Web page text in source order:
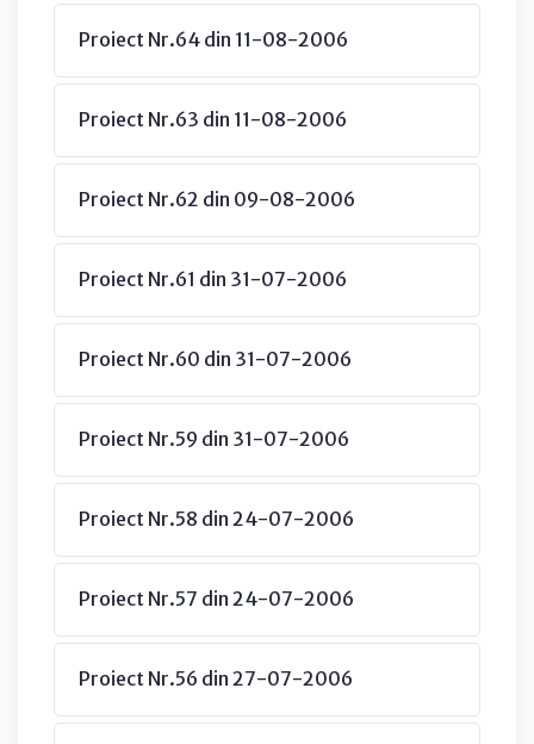
Proiect Nr.64 din 11-08-2006
Proiect Nr.63 din 11-08-2006
Proiect Nr.62 din 09-08-2006
Proiect Nr.61 din 31-07-2006
Proiect Nr.60 din 31-07-2006
Proiect Nr.59 din 31-07-2006
Proiect Nr.58 din 24-07-2006
Proiect Nr.57 din 24-07-2006
Proiect Nr.56 din 27-07-2006